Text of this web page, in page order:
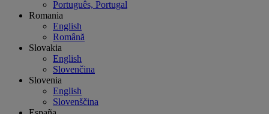
Português, Portugal
Romania
English
Română
Slovakia
English
Slovenčina
Slovenia
English
Slovenščina